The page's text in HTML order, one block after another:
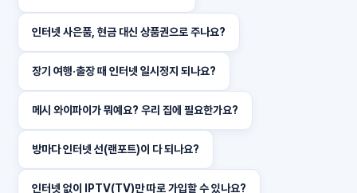
인터넷 사은품, 현금 대신 상품권으로 주나요?
장기 여행·출장 때 인터넷 일시정지 되나요?
메시 와이파이가 뭐예요? 우리 집에 필요한가요?
방마다 인터넷 선(랜포트)이 다 되나요?
인터넷 없이 IPTV(TV)만 따로 가입할 수 있나요?